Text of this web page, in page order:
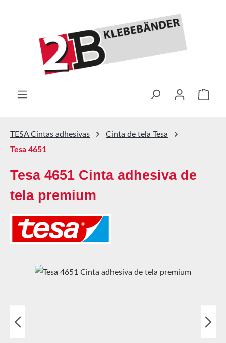
El
TESA Cintas adhesivas
Cinta de tela Tesa
Tesa 4651
Tesa 4651 Cinta adhesiva de
tela premium
Omitir galería de imágenes